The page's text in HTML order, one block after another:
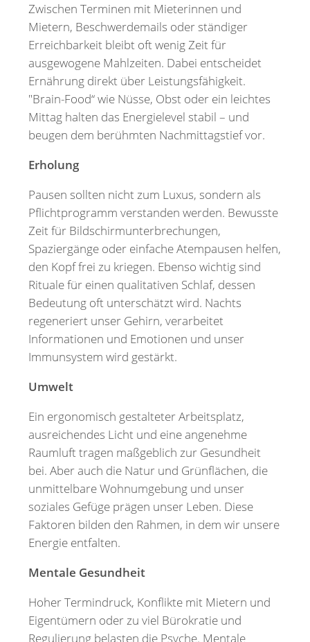
Zwischen Terminen mit Mieterinnen und
Mietern, Beschwerdemails oder ständiger
Erreichbarkeit bleibt oft wenig Zeit für
ausgewogene Mahlzeiten. Dabei entscheidet
Ernährung direkt über Leistungsfähigkeit.
"Brain-Food“ wie Nüsse, Obst oder ein leichtes
Mittag halten das Energielevel stabil – und
beugen dem berühmten Nachmittagstief vor.
Erholung
Pausen sollten nicht zum Luxus, sondern als
Pflichtprogramm verstanden werden. Bewusste
Zeit für Bildschirmunterbrechungen,
Spaziergänge oder einfache Atempausen helfen,
den Kopf frei zu kriegen. Ebenso wichtig sind
Rituale für einen qualitativen Schlaf, dessen
Bedeutung oft unterschätzt wird. Nachts
regeneriert unser Gehirn, verarbeitet
Informationen und Emotionen und unser
Immunsystem wird gestärkt.
Umwelt
Ein ergonomisch gestalteter Arbeitsplatz,
ausreichendes Licht und eine angenehme
Raumluft tragen maßgeblich zur Gesundheit
bei. Aber auch die Natur und Grünflächen, die
unmittelbare Wohnumgebung und unser
soziales Gefüge prägen unser Leben. Diese
Faktoren bilden den Rahmen, in dem wir unsere
Energie entfalten.
Mentale Gesundheit
Hoher Termindruck, Konflikte mit Mietern und
Eigentümern oder zu viel Bürokratie und
Regulierung belasten die Psyche. Mentale